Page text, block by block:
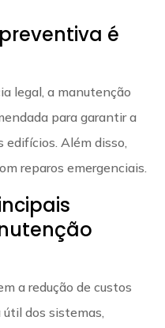
é
legal, a manutenção
para garantir a
edifícios. Além disso,
reparos emergenciais.
a redução de custos
dos sistemas,